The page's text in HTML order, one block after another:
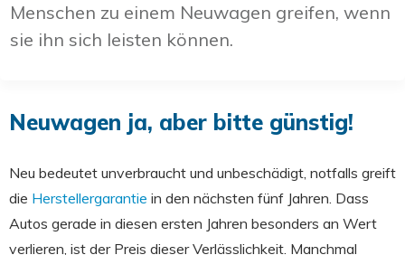
Menschen zu einem Neuwagen greifen, wenn
sie ihn sich leisten können.
Neuwagen ja, aber bitte günstig!
Neu bedeutet unverbraucht und unbeschädigt, notfalls greift
die Herstellergarantie in den nächsten fünf Jahren. Dass
Autos gerade in diesen ersten Jahren besonders an Wert
verlieren, ist der Preis dieser Verlässlichkeit. Manchmal